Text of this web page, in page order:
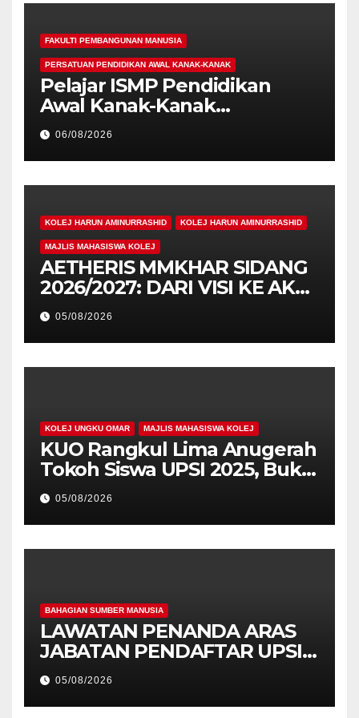
FAKULTI PEMBANGUNAN MANUSIA
PERSATUAN PENDIDIKAN AWAL KANAK-KANAK
Pelajar ISMP Pendidikan
Awal Kanak-Kanak
Cemerlang Raih
Pengiktirafan Antarabangsa
di IAM2026
06/08/2026
KOLEJ HARUN AMINURRASHID KOLEJ HARUN AMINURRASHID
MAJLIS MAHASISWA KOLEJ
AETHERIS MMKHAR SIDANG
2026/2027: DARI VISI KE AKSI,
MEMBINA LEGASI GENERASI
PEMIMPIN
05/08/2026
KOLEJ UNGKU OMAR MAJLIS MAHASISWA KOLEJ
KUO Rangkul Lima Anugerah
Tokoh Siswa UPSI 2025, Bukti
Kecemerlangan Mahasiswa
Holistik
05/08/2026
BAHAGIAN SUMBER MANUSIA
LAWATAN PENANDA ARAS
JABATAN PENDAFTAR UPSI
KE JABATAN PENDAFTAR
UniSZA – PERKUKUH
KERJASAMA STRATEGIK
05/08/2026